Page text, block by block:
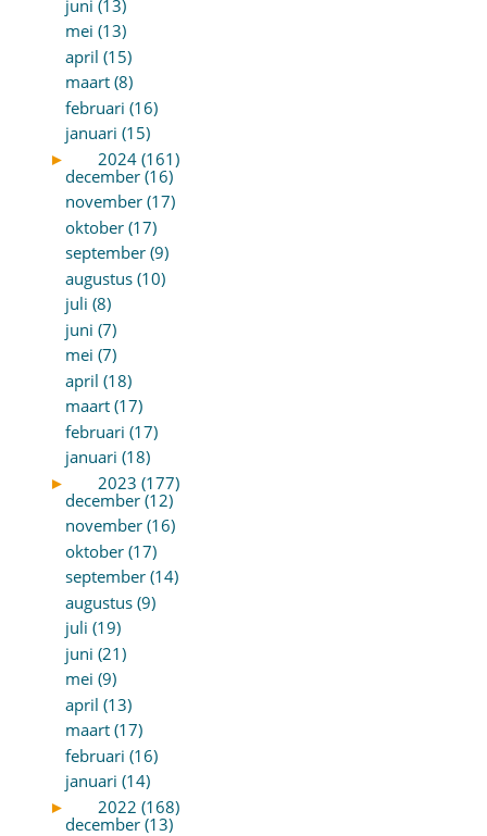
juni (13)
mei (13)
april (15)
maart (8)
februari (16)
januari (15)
►
2024 (161)
december (16)
november (17)
oktober (17)
september (9)
augustus (10)
juli (8)
juni (7)
mei (7)
april (18)
maart (17)
februari (17)
januari (18)
►
2023 (177)
december (12)
november (16)
oktober (17)
september (14)
augustus (9)
juli (19)
juni (21)
mei (9)
april (13)
maart (17)
februari (16)
januari (14)
►
2022 (168)
december (13)